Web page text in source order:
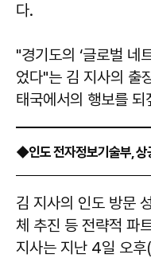
다.
"경기도의 ‘글로벌 네
었다"는 김 지사의 출
태국에서의 행보를 되
◆인도 전자정보기술부, 상
김 지사의 인도 방문
체 추진 등 전략적 파
지사는 지난 4일 오